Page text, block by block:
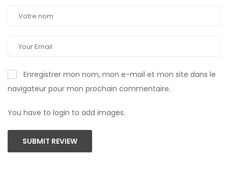
Enregistrer mon nom, mon e-mail et mon site dans le
navigateur pour mon prochain commentaire.
You have to login to add images.
SUBMIT REVIEW